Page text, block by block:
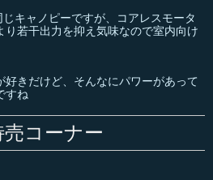
キャノピーですが、コアレスモータ
り若干出力を抑え気味なので室内向け
好きだけど、そんなにパワーがあって
すね
売コーナー